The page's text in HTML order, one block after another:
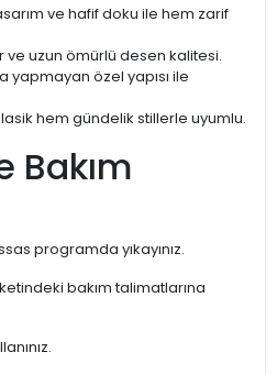
ve hafif doku ile hem zarif
ve uzun ömürlü desen kalitesi.
yapmayan özel yapısı ile
hem gündelik stillerle uyumlu.
Bakım
programda yıkayınız.
bakım talimatlarına